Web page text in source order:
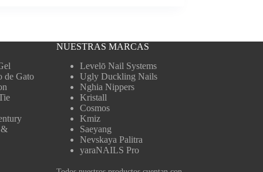
de Gato
&
NUESTRAS MARCAS
Levelō Nail Systems
Ugly Duckling Nails
Nghia Nippers
Kristall
Cosmos
Kmiz
Saeyang
Nevskaya Palitra
yaraNAILS Pro